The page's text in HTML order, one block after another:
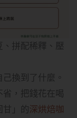
拼配稀釋、壓
換到了什麼。
，把錢花在喝
甘」的深烘焙咖